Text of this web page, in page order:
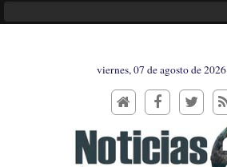
viernes, 07 de agosto de 2026